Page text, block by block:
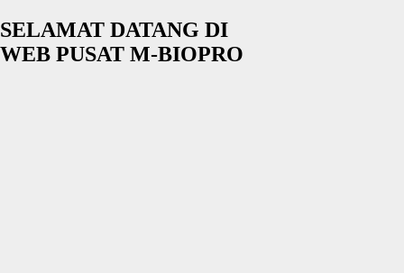
SELAMAT DATANG DI
WEB PUSAT M-BIOPRO